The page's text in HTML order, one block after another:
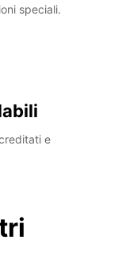
speciali.
e